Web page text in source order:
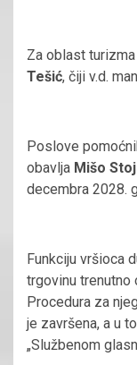
Za oblast
Tešić, čiji v.d.
Poslove
obavlja Mišo
decembra 2028.
Funkciju vršioca
trgovinu trenutno
Procedura za
je završena, a u
„Službenom